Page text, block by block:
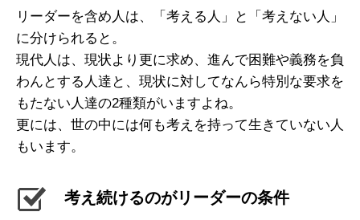
リーダーを含め人は、「考える人」と「考えない人」
に分けられると。
現代人は、現状より更に求め、進んで困難や義務を負
わんとする人達と、現状に対してなんら特別な要求を
もたない人達の2種類がいますよね。
更には、世の中には何も考えを持って生きていない人
もいます。
考え続けるのがリーダーの条件